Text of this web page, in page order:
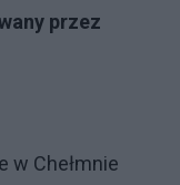
przez
w Chełmnie